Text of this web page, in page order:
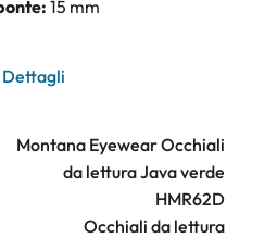
15 mm
Dettagli
Montana Eyewear Occhiali
da lettura Java verde
HMR62D
Occhiali da lettura